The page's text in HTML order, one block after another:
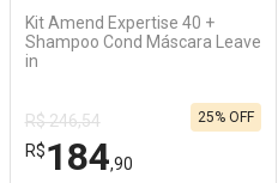
Comprar sem Desconto
Por R$ 86,59/cada
Comprar sem Desconto
Por R$ 86,59/cada
Kit Amend Expertise 40 +
Shampoo Cond Máscara Leave
in
R$ 246,54
R$184,90
25% OFF